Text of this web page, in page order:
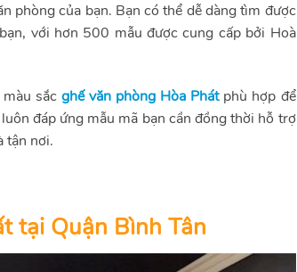
phòng của bạn. Bạn có thể dễ dàng tìm được
với hơn 500 mẫu được cung cấp bởi Hoà
màu sắcghế văn phòng Hòa Phátphù hợp để
đáp ứng mẫu mã bạn cần đồng thời hỗ trợ
tận nơi.
tại Quận Bình Tân